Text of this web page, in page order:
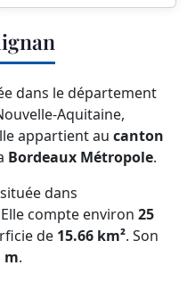
dans le département
Aquitaine,
appartient au canton
Bordeaux Métropole.
dans
compte environ 25
de 15.66 km². Son
m.